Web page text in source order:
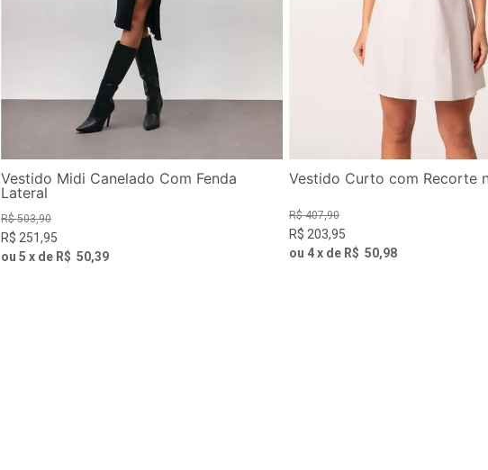
Vestido Midi Canelado Com Fenda
Lateral
R$ 503,90
R$ 251,95
ou 5 x de R$ 50,39
Vestido Curto com Recorte
R$ 407,90
R$ 203,95
ou 4x de R$ 50,98